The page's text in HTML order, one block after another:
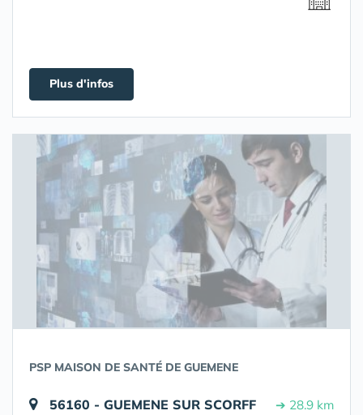
Plus d'infos
PSP MAISON DE SANTÉ DE GUEMENE
56160 - GUEMENE SUR SCORFF ➔ 28.9 km